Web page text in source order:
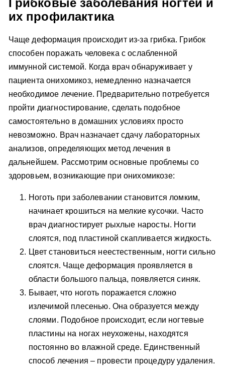
их профилактика
Чаще деформация происходит из-за грибка. Грибок
способен поражать человека с ослабленной
иммунной системой. Когда врач обнаруживает у
пациента онихомикоз, немедленно назначается
необходимое лечение. Предварительно потребуется
пройти диагностирование, сделать подобное
самостоятельно в домашних условиях просто
невозможно. Врач назначает сдачу лабораторных
анализов, определяющих метод лечения в
дальнейшем. Рассмотрим основные проблемы со
здоровьем, возникающие при онихомикозе:
Ноготь при заболевании становится ломким,
начинает крошиться на мелкие кусочки. Часто
врач диагностирует рыхлые наросты. Ногти
слоятся, под пластиной скапливается жидкость.
Цвет становиться неестественным, ногти сильно
слоятся. Чаще деформация проявляется в
области большого пальца, появляется синяк.
Бывает, что ноготь поражается сложно
излечимой плесенью. Она образуется между
слоями. Подобное происходит, если ногтевые
пластины на ногах неухожены, находятся
постоянно во влажной среде. Единственный
способ лечения – провести процедуру удаления.